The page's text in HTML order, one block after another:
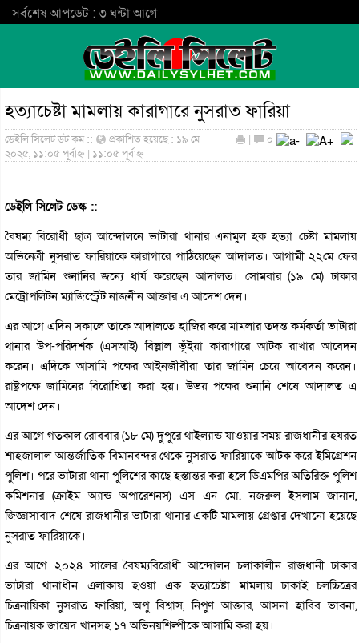
সর্বশেষ আপডেট : ৩ ঘন্টা আগে
হত্যাচেষ্টা মামলায় কারাগারে নুসরাত ফারিয়া
ডেইলি সিলেট ডট কম ::
প্রকাশিত হয়েছে : ১৯ মে
২০২৫, ১১:০৫ পূর্বাহ্ন | ১১:০৫ পূর্বাহ্ন
| ০
ডেইলি সিলেট ডেস্ক ::
বৈষম্য বিরোধী ছাত্র আন্দোলনে ভাটারা থানার এনামুল হক হত্যা চেষ্টা মামলায়
অভিনেত্রী নুসরাত ফারিয়াকে কারাগারে পাঠিয়েছেন আদালত। আগামী ২২মে ফের
তার জামিন শুনানির জন্যে ধার্য করেছেন আদালত। সোমবার (১৯ মে) ঢাকার
মেট্রোপলিটন ম্যাজিস্ট্রেট নাজনীন আক্তার এ আদেশ দেন।
এর আগে এদিন সকালে তাকে আদালতে হাজির করে মামলার তদন্ত কর্মকর্তা ভাটারা
থানার উপ-পরিদর্শক (এসআই) বিল্লাল ভূঁইয়া কারাগারে আটক রাখার আবেদন
করেন। এদিকে আসামি পক্ষের আইনজীবীরা তার জামিন চেয়ে আবেদন করেন।
রাষ্ট্রপক্ষে জামিনের বিরোধিতা করা হয়। উভয় পক্ষের শুনানি শেষে আদালত এ
আদেশ দেন।
এর আগে গতকাল রোববার (১৮ মে) দুপুরে থাইল্যান্ড যাওয়ার সময় রাজধানীর হযরত
শাহজালাল আন্তর্জাতিক বিমানবন্দর থেকে নুসরাত ফারিয়াকে আটক করে ইমিগ্রেশন
পুলিশ। পরে ভাটারা থানা পুলিশের কাছে হস্তান্তর করা হলে ডিএমপির অতিরিক্ত পুলিশ
কমিশনার (ক্রাইম অ্যান্ড অপারেশনস) এস এন মো. নজরুল ইসলাম জানান,
জিজ্ঞাসাবাদ শেষে রাজধানীর ভাটারা থানার একটি মামলায় গ্রেপ্তার দেখানো হয়েছে
নুসরাত ফারিয়াকে।
এর আগে ২০২৪ সালের বৈষম্যবিরোধী আন্দোলন চলাকালীন রাজধানী ঢাকার
ভাটারা থানাধীন এলাকায় হওয়া এক হত্যাচেষ্টা মামলায় ঢাকাই চলচ্চিত্রের
চিত্রনায়িকা নুসরাত ফারিয়া, অপু বিশ্বাস, নিপুণ আক্তার, আসনা হাবিব ভাবনা,
চিত্রনায়ক জায়েদ খানসহ ১৭ অভিনয়শিল্পীকে আসামি করা হয়।